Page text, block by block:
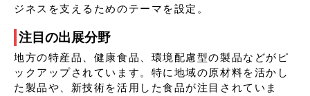
ジネスを支えるためのテーマを設定。
注目の出展分野
地方の特産品、健康食品、環境配慮型の製品などがピ
ックアップされています。特に地域の原材料を活かし
た製品や、新技術を活用した食品が注目されていま